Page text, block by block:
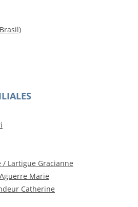
/ Lartigue Gracianne
Marie
Catherine